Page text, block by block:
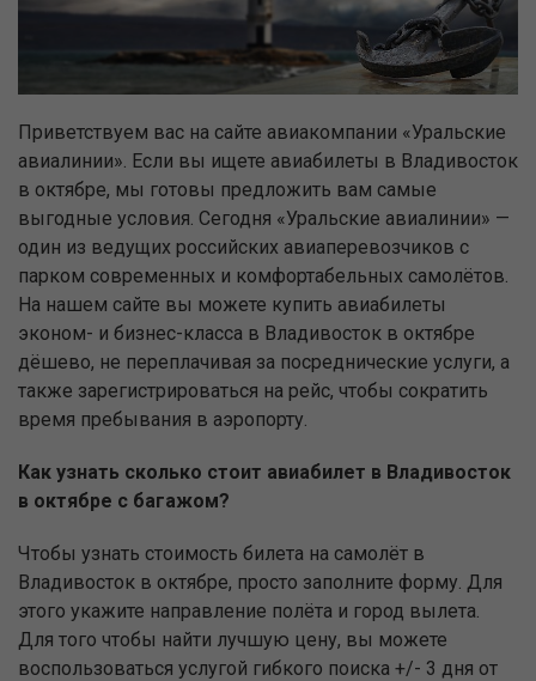
Приветствуем вас на сайте авиакомпании «Уральские
авиалинии». Если вы ищете авиабилеты в Владивосток
в октябре, мы готовы предложить вам самые
выгодные условия. Сегодня «Уральские авиалинии» —
один из ведущих российских авиаперевозчиков с
парком современных и комфортабельных самолётов.
На нашем сайте вы можете купить авиабилеты
эконом- и бизнес-класса в Владивосток в октябре
дёшево, не переплачивая за посреднические услуги, а
также зарегистрироваться на рейс, чтобы сократить
время пребывания в аэропорту.
Как узнать сколько стоит авиабилет в Владивосток
в октябре с багажом?
Чтобы узнать стоимость билета на самолёт в
Владивосток в октябре, просто заполните форму. Для
этого укажите направление полёта и город вылета.
Для того чтобы найти лучшую цену, вы можете
воспользоваться услугой гибкого поиска +/- 3 дня от